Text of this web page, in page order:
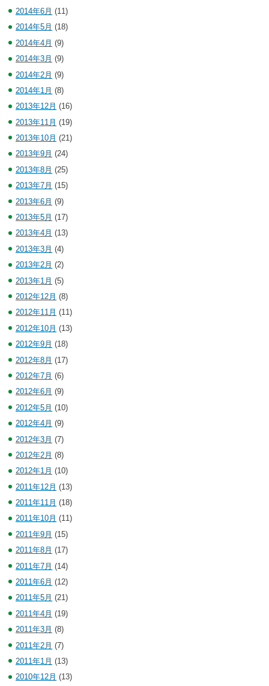
2014年6月 (11)
2014年5月 (18)
2014年4月 (9)
2014年3月 (9)
2014年2月 (9)
2014年1月 (8)
2013年12月 (16)
2013年11月 (19)
2013年10月 (21)
2013年9月 (24)
2013年8月 (25)
2013年7月 (15)
2013年6月 (9)
2013年5月 (17)
2013年4月 (13)
2013年3月 (4)
2013年2月 (2)
2013年1月 (5)
2012年12月 (8)
2012年11月 (11)
2012年10月 (13)
2012年9月 (18)
2012年8月 (17)
2012年7月 (6)
2012年6月 (9)
2012年5月 (10)
2012年4月 (9)
2012年3月 (7)
2012年2月 (8)
2012年1月 (10)
2011年12月 (13)
2011年11月 (18)
2011年10月 (11)
2011年9月 (15)
2011年8月 (17)
2011年7月 (14)
2011年6月 (12)
2011年5月 (21)
2011年4月 (19)
2011年3月 (8)
2011年2月 (7)
2011年1月 (13)
2010年12月 (13)